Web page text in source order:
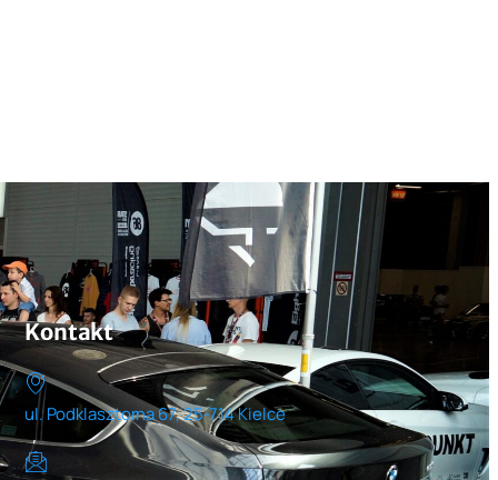
Kontakt
ul. Podklasztorna 67, 25-714 Kielce